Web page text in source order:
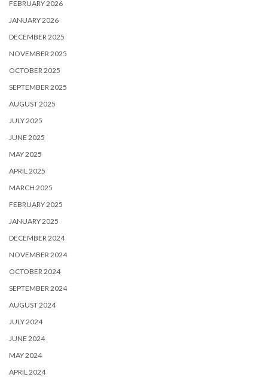
FEBRUARY 2026
JANUARY 2026
DECEMBER 2025
NOVEMBER 2025
OCTOBER 2025
SEPTEMBER 2025
AUGUST 2025
JULY 2025
JUNE 2025
MAY 2025
APRIL 2025
MARCH 2025
FEBRUARY 2025
JANUARY 2025
DECEMBER 2024
NOVEMBER 2024
OCTOBER 2024
SEPTEMBER 2024
AUGUST 2024
JULY 2024
JUNE 2024
MAY 2024
APRIL 2024